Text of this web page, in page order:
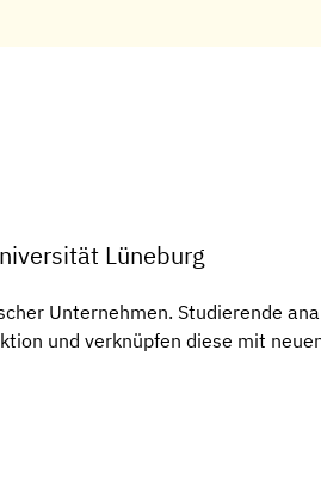
Lüneburg
Unternehmen. Studierende
und verknüpfen diese mit